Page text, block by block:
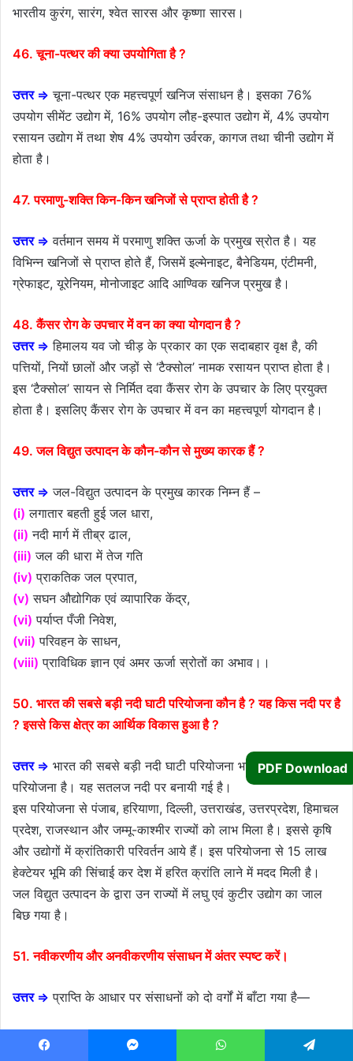
भारतीय कुरंग, सारंग, श्वेत सारस और कृष्णा सारस।
46. चूना-पत्थर की क्या उपयोगिता है ?
उत्तर ⇒ चूना-पत्थर एक महत्त्वपूर्ण खनिज संसाधन है। इसका 76%
उपयोग सीमेंट उद्योग में, 16% उपयोग लौह-इस्पात उद्योग में, 4% उपयोग
रसायन उद्योग में तथा शेष 4% उपयोग उर्वरक, कागज तथा चीनी उद्योग में
होता है।
47. परमाणु-शक्ति किन-किन खनिजों से प्राप्त होती है ?
उत्तर ⇒ वर्तमान समय में परमाणु शक्ति ऊर्जा के प्रमुख स्रोत है। यह
विभिन्न खनिजों से प्राप्त होते हैं, जिसमें इल्मेनाइट, बैनेडियम, एंटीमनी,
ग्रेफाइट, यूरेनियम, मोनोजाइट आदि आण्विक खनिज प्रमुख है।
48. कैंसर रोग के उपचार में वन का क्या योगदान है ?
उत्तर ⇒ हिमालय यव जो चीड़ के प्रकार का एक सदाबहार वृक्ष है, की
पत्तियों, नियों छालों और जड़ों से ‘टैक्सोल’ नामक रसायन प्राप्त होता है।
इस ‘टैक्सोल’ सायन से निर्मित दवा कैंसर रोग के उपचार के लिए प्रयुक्त
होता है। इसलिए कैंसर रोग के उपचार में वन का महत्त्वपूर्ण योगदान है।
49. जल विद्युत उत्पादन के कौन-कौन से मुख्य कारक हैं ?
उत्तर ⇒ जल-विद्युत उत्पादन के प्रमुख कारक निम्न हैं –
(i) लगातार बहती हुई जल धारा,
(ii) नदी मार्ग में तीब्र ढाल,
(iii) जल की धारा में तेज गति
(iv) प्राकतिक जल प्रपात,
(v) सघन औद्योगिक एवं व्यापारिक केंद्र,
(vi) पर्याप्त पँजी निवेश,
(vii) परिवहन के साधन,
(viii) प्राविधिक ज्ञान एवं अमर ऊर्जा स्रोतों का अभाव।।
50. भारत की सबसे बड़ी नदी घाटी परियोजना कौन है ? यह किस नदी पर है
? इससे किस क्षेत्र का आर्थिक विकास हुआ है ?
उत्तर ⇒ भारत की सबसे बड़ी नदी घाटी परियोजना भाखड़ा नंगल
परियोजना है। यह सतलज नदी पर बनायी गई है।
इस परियोजना से पंजाब, हरियाणा, दिल्ली, उत्तराखंड, उत्तरप्रदेश, हिमाचल
प्रदेश, राजस्थान और जम्मू-काश्मीर राज्यों को लाभ मिला है। इससे कृषि
और उद्योगों में क्रांतिकारी परिवर्तन आये हैं। इस परियोजना से 15 लाख
हेक्टेयर भूमि की सिंचाई कर देश में हरित क्रांति लाने में मदद मिली है।
जल विद्युत उत्पादन के द्वारा उन राज्यों में लघु एवं कुटीर उद्योग का जाल
बिछ गया है।
51. नवीकरणीय और अनवीकरणीय संसाधन में अंतर स्पष्ट करें।
उत्तर ⇒ प्राप्ति के आधार पर संसाधनों को दो वर्गों में बाँटा गया है—
(i) नवीकरणीय संसाधन
PDF Download